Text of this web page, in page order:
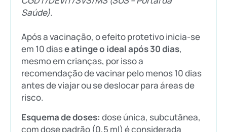
Saúde).
Após a vacinação, o efeito protetivo inicia-se
em 10 diase atinge o ideal após 30 dias,
mesmo em crianças, por isso a
recomendação de vacinar pelo menos 10 dias
antes de viajar ou se deslocar para áreas de
risco.
Esquema de doses: dose única, subcutânea,
com dose padrão (0,5 ml) é considerada